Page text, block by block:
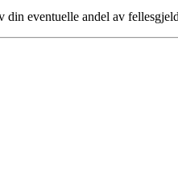
din eventuelle andel av